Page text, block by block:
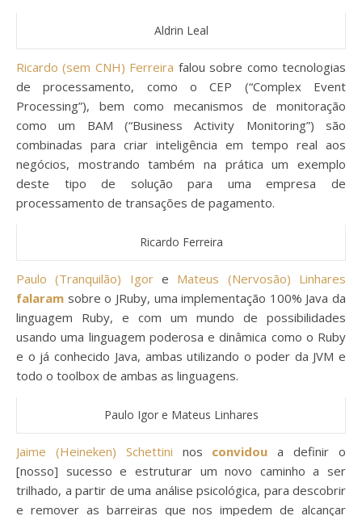
Aldrin Leal
Ricardo (sem CNH) Ferreira falou sobre como tecnologias
de processamento, como o CEP (“Complex Event
Processing”), bem como mecanismos de monitoração
como um BAM (“Business Activity Monitoring”) são
combinadas para criar inteligência em tempo real aos
negócios, mostrando também na prática um exemplo
deste tipo de solução para uma empresa de
processamento de transações de pagamento.
Ricardo Ferreira
Paulo (Tranquilão) Igore Mateus (Nervosão) Linhares
falaram sobre o JRuby, uma implementação 100% Java da
linguagem Ruby, e com um mundo de possibilidades
usando uma linguagem poderosa e dinâmica como o Ruby
e o já conhecido Java, ambas utilizando o poder da JVM e
todo o toolbox de ambas as linguagens.
Paulo Igor e Mateus Linhares
Jaime (Heineken) Schettini nos convidou a definir o
[nosso] sucesso e estruturar um novo caminho a ser
trilhado, a partir de uma análise psicológica, para descobrir
e remover as barreiras que nos impedem de alcançar